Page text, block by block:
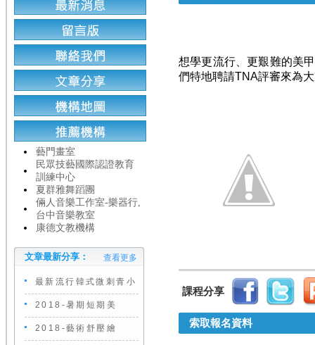
藝門畫室
民眾技藝國際認證教育
訓練中心
夏群雅舞蹈團
倆人音樂工作室-樂器行,
台中音樂教室
康德文教機構
文章最新分享： 查看更多
最新流行韓式微刺青小
2018-暑期短期美
2018-藝術舒壓繪
想學更流行、更艱難的美
們特地聘請TNA評審來為
課程分享
索取報名資料